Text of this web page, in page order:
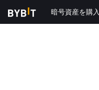
暗号資産を購入